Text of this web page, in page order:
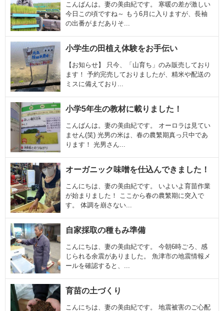
こんばんは。妻の美由紀です。 寒暖の差が激しい
今日この頃ですね～ もう6月に入りますが、長袖
の出番がまだありそ...
小学生の田植え体験をお手伝い
【お知らせ】 只今、「山育ち」のみ販売しており
ます！ 予約完売しておりましたが、精米や配送の
ミスに備えており...
小学5年生の教材に載りました！
こんばんは。妻の美由紀です。 オーロラは見てい
ません(笑) 光男の米は、春の農繁期真っ只中であ
ります！ 光男さん...
オーガニック味噌を仕込んできました！
こんにちは、妻の美由紀です。 いよいよ育苗作業
が始まりました！ ここから春の農繁期に突入で
す。 体調を崩さない...
自家採取の種もみ準備
こんにちは、妻の美由紀です。 今朝6時ごろ、感
じられる余震がありました。 魚津市の地震情報メ
ールを確認すると、...
育苗の土づくり
こんにちは、妻の美由紀です。 地震被害のご心配